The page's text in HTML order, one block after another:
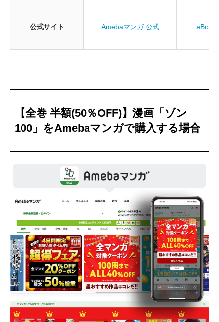
公式サイト Amebaマンガ 公式
【全巻 半額(50％OFF)】漫画「ゾン
100」をAmebaマンガで購入する場合